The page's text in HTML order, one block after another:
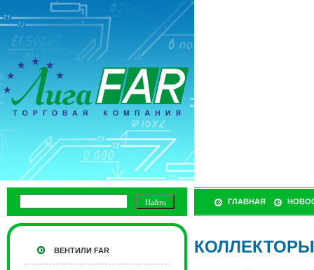
ГЛАВНАЯ
ВЕНТИЛИ FAR КОЛЛЕКТОРЫ